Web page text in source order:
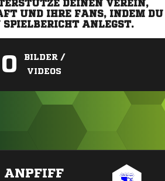
DEINEN VEREIN,
UND IHRE FANS, INDEM DU
SPIELBERICHT ANLEGST.
0
BILDER /
VIDEOS
ANPFIFF